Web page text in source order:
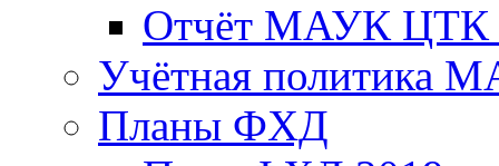
Отчёт МАУК ЦТК
Учётная политика
Планы ФХД